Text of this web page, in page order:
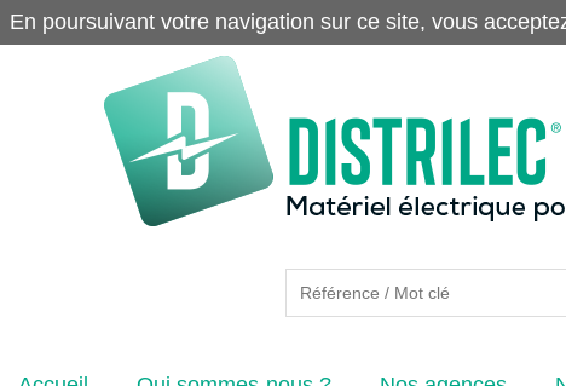
En poursuivant votre navigation sur ce site, vous